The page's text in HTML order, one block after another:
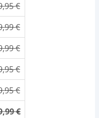
€
€
€
€
€
€